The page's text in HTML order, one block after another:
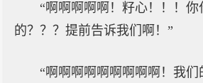
“啊啊啊啊啊！籽心！！！
的？？？提前告诉我们啊！”
“啊啊啊啊啊啊啊啊啊！我